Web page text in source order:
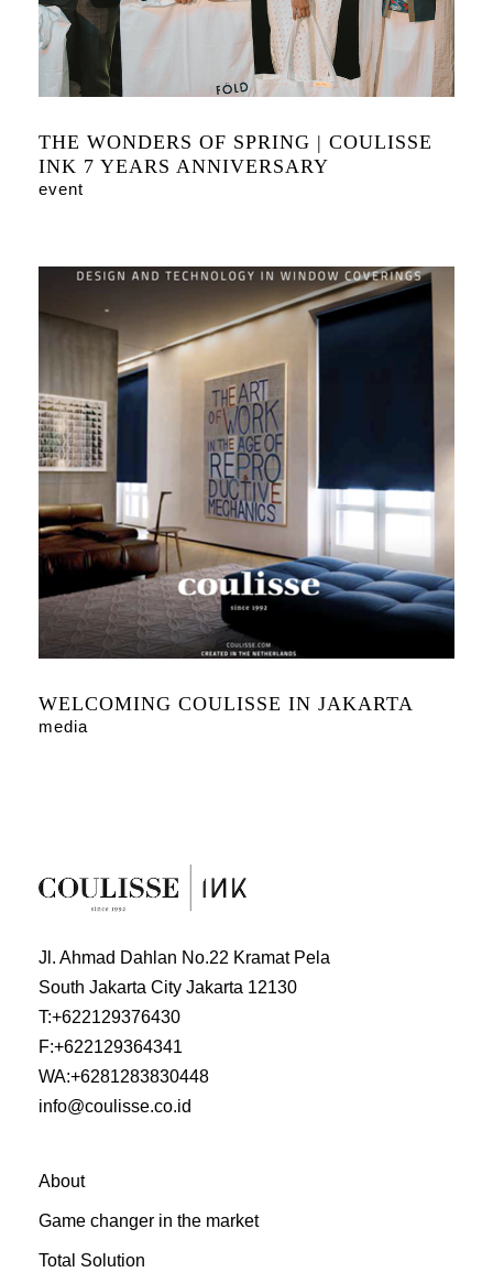
THE WONDERS OF SPRING | COULISSE
INK 7 YEARS ANNIVERSARY
event
WELCOMING COULISSE IN JAKARTA
media
Jl. Ahmad Dahlan No.22 Kramat Pela
South Jakarta City Jakarta 12130
T:+622129376430
F:+622129364341
WA:+6281283830448
info@coulisse.co.id
About
Game changer in the market
Total Solution